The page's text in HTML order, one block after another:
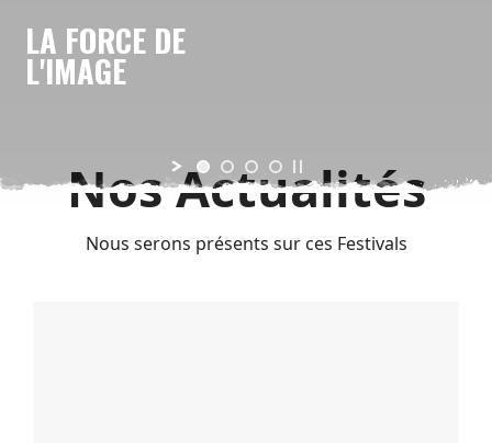
LA FORCE DE
L'IMAGE
Nos Actualités
Nous serons présents sur ces Festivals